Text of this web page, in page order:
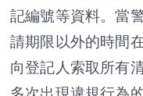
記編號等資料。當
請期限以外的時間
向登記人索取所有